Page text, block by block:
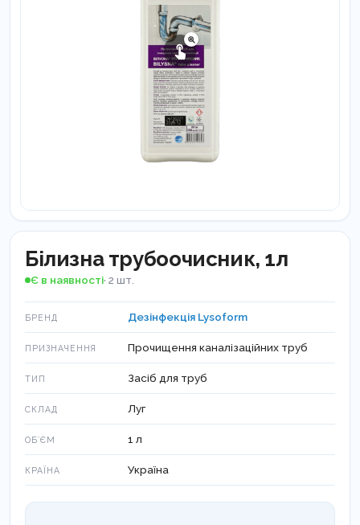
Білизна трубоочисник, 1л
Є в наявності· 2 шт.
БРЕНД Дезінфекція Lysoform
ПРИЗНАЧЕННЯ Прочищення каналізаційних труб
ТИП Засіб для труб
СКЛАД Луг
ОБʼЄМ 1 л
КРАЇНА Україна